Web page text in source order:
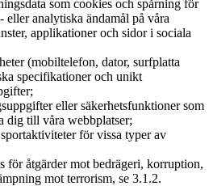
som cookies och spårning för
eller analytiska ändamål på våra
applikationer och sidor i sociala
(mobiltelefon, dator, surfplatta
specifikationer och unikt
eller säkerhetsfunktioner som
dig till våra webbplatser;
för vissa typer av
för åtgärder mot bedrägeri, korruption,
mot terrorism, se 3.1.2.